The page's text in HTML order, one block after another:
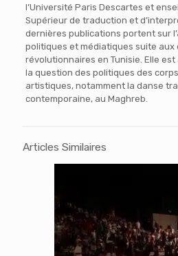
l’Université Paris Descartes et
Supérieur de traduction et
dernières publications portent sur
politiques et médiatiques suite aux
révolutionnaires en Tunisie. Elle
la question des politiques des
artistiques, notamment la danse
contemporaine, au Maghreb.
Articles Similaires